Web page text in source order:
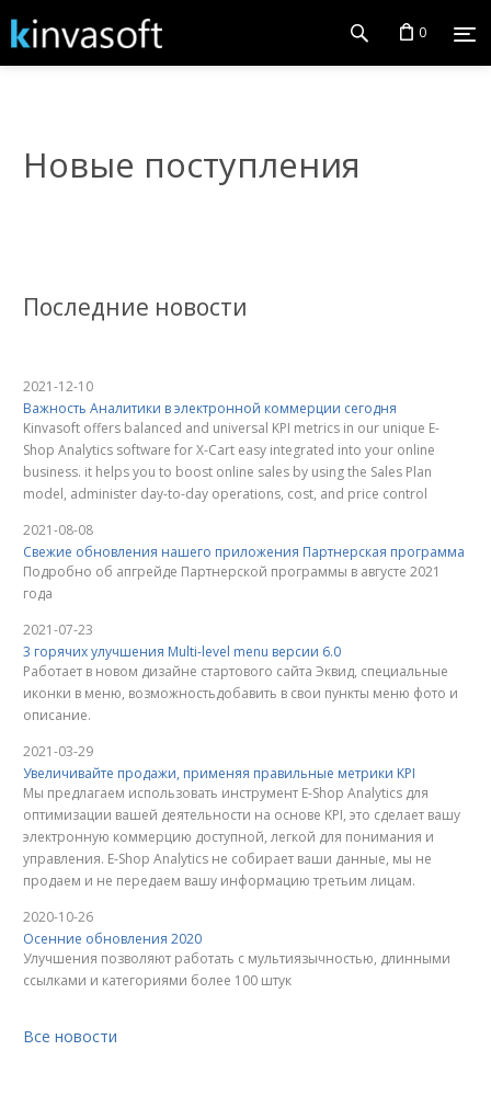
0
Новые поступления
Последние новости
2021-12-10
Важность Аналитики в электронной коммерции сегодня
Kinvasoft offers balanced and universal KPI metrics in our unique E-
Shop Analytics software for X-Cart easy integrated into your online
business. it helps you to boost online sales by using the Sales Plan
model, administer day-to-day operations, cost, and price control
2021-08-08
Свежие обновления нашего приложения Партнерская программа
Подробно об апгрейде Партнерской программы в августе 2021
года
2021-07-23
3 горячих улучшения Multi-level menu версии 6.0
Работает в новом дизайне стартового сайта Эквид, специальные
иконки в меню, возможностьдобавить в свои пункты меню фото и
описание.
2021-03-29
Увеличивайте продажи, применяя правильные метрики KPI
Мы предлагаем использовать инструмент E-Shop Analytics для
оптимизации вашей деятельности на основе KPI, это сделает вашу
электронную коммерцию доступной, легкой для понимания и
управления. E-Shop Analytics не собирает ваши данные, мы не
продаем и не передаем вашу информацию третьим лицам.
2020-10-26
Осенние обновления 2020
Улучшения позволяют работать с мультиязычностью, длинными
ссылками и категориями более 100 штук
Все новости